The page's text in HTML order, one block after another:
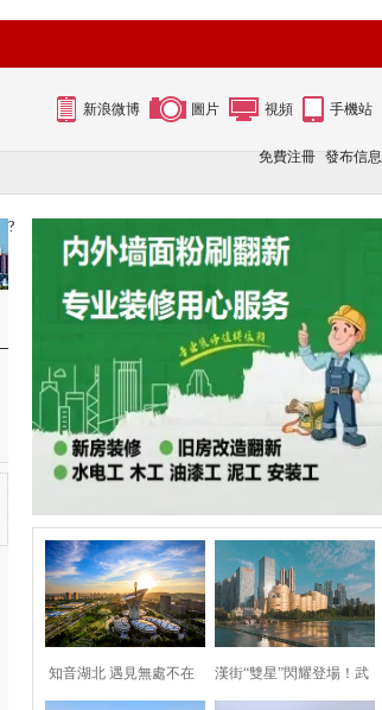
新浪微博 圖片 視頻 手機站
免費注冊 發布信息
?
知音湖北 遇見無處不在 漢街“雙星”閃耀登場！武